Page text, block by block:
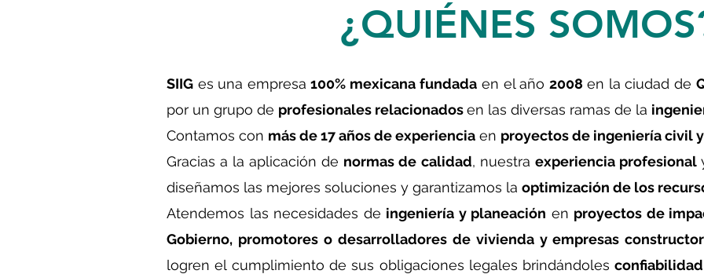
¿QUIÉNES
SIIG es una empresa 100% mexicana fundada en el año2008 en la ciudad de
por un grupo de profesionales relacionadosen las diversas ramas de la
Contamos con más de 17 años de experiencia en proyectos de ingeniería civil
Gracias a la aplicación de normas de calidad, nuestra experiencia profesional
diseñamos las mejores soluciones y garantizamos la optimización de los
Atendemos las necesidades de ingeniería y planeación en proyectos de
Gobierno, promotores o desarrolladores de vivienda y empresas
logren el cumplimiento de sus obligaciones legales brindándoles